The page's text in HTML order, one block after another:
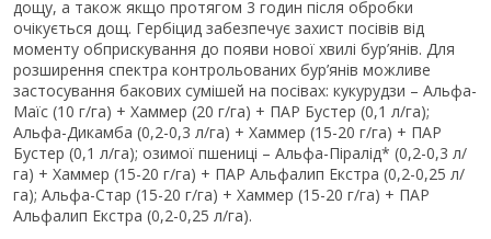
дощу, а також якщо протягом 3 годин після обробки
очікується дощ. Гербіцид забезпечує захист посівів від
моменту обприскування до появи нової хвилі бур’янів. Для
розширення спектра контрольованих бур’янів можливе
застосування бакових сумішей на посівах: кукурудзи – Альфа-
Маїс (10 г/га) + Хаммер (20 г/га) + ПАР Бустер (0,1 л/га);
Альфа-Дикамба (0,2-0,3 л/га) + Хаммер (15-20 г/га) + ПАР
Бустер (0,1 л/га); озимої пшениці – Альфа-Піралід* (0,2-0,3 л/
га) + Хаммер (15-20 г/га) + ПАР Альфалип Екстра (0,2-0,25 л/
га); Альфа-Стар (15-20 г/га) + Хаммер (15-20 г/га) + ПАР
Альфалип Екстра (0,2-0,25 л/га).